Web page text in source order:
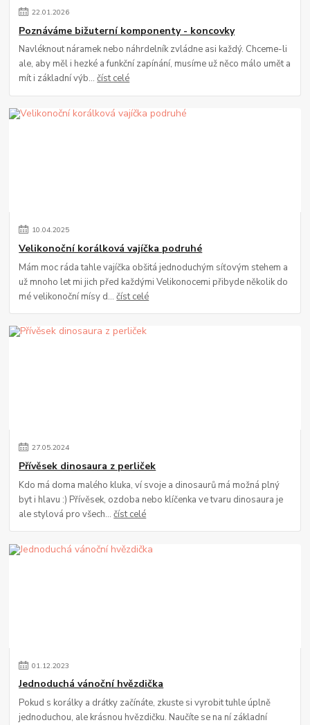
22.01.2026
Poznáváme bižuterní komponenty - koncovky
Navléknout náramek nebo náhrdelník zvládne asi každý. Chceme-li
ale, aby měl i hezké a funkční zapínání, musíme už něco málo umět a
mít i základní výb...číst celé
10.04.2025
Velikonoční korálková vajíčka podruhé
Mám moc ráda tahle vajíčka obšitá jednoduchým síťovým stehem a
už mnoho let mi jich před každými Velikonocemi přibyde několik do
mé velikonoční mísy d...číst celé
27.05.2024
Přívěsek dinosaura z perliček
Kdo má doma malého kluka, ví svoje a dinosaurů má možná plný
byt i hlavu :) Přívěsek, ozdoba nebo klíčenka ve tvaru dinosaura je
ale stylová pro všech...číst celé
01.12.2023
Jednoduchá vánoční hvězdička
Pokud s korálky a drátky začínáte, zkuste si vyrobit tuhle úplně
jednoduchou, ale krásnou hvězdičku. Naučíte se na ní základní